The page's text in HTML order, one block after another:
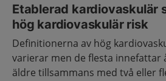
Etablerad kardiovaskulär
hög kardiovaskulär risk
Definitionerna av hög
varierar men de flesta innefattar
äldre tillsammans med två eller